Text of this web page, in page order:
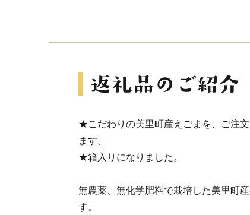
★こだわりの美里町産えごまを、ご注
ます。
★箱入りになりました。
無農薬、無化学肥料で栽培した美里町
す。